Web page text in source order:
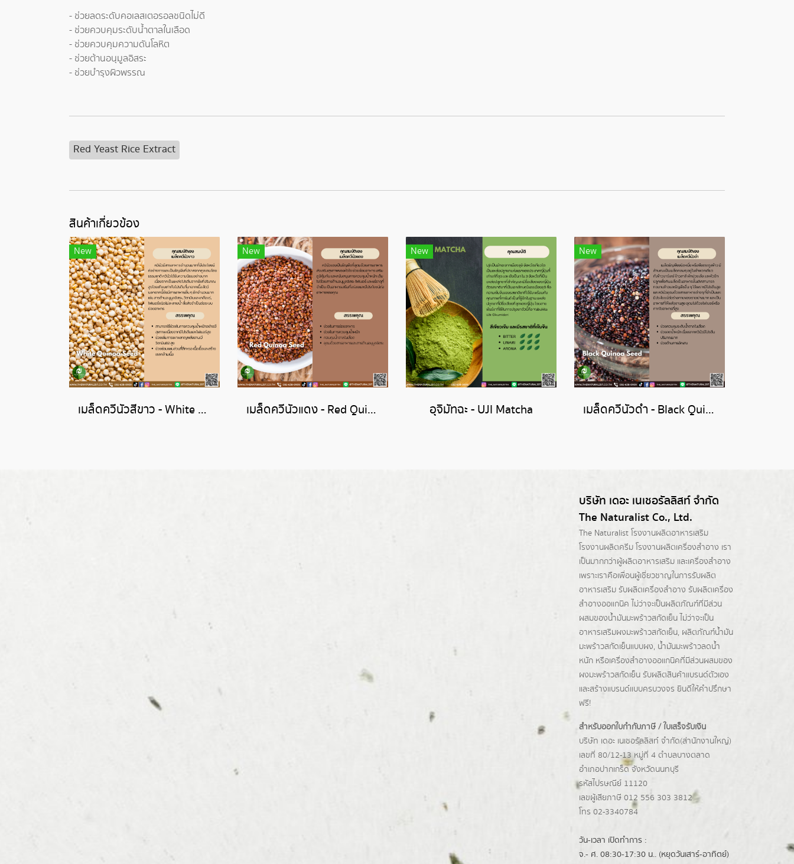
- ช่วยลดระดับคอเลสเตอรอลชนิดไม่ดี
- ช่วยควบคุมระดับน้ำตาลในเลือด
- ช่วยควบคุมความดันโลหิต
- ช่วยต้านอนุมูลอิสระ
- ช่วยบำรุงผิวพรรณ
Red Yeast Rice Extract
สินค้าเกี่ยวข้อง
New
เมล็ดควีนัวสีขาว - White Quinoa Seed
New
เมล็ดควีนัวแดง - Red Quinoa Seed
New
อุจิมัทฉะ - UJI Matcha
New
เมล็ดควีนัวดำ - Black Quinoa Seed
บริษัท เดอะ เนเชอรัลลิสท์ จำกัด
The Naturalist Co., Ltd.
The Naturalist โรงงานผลิตอาหารเสริม
โรงงานผลิตครีมโรงงานผลิตเครื่องสำอาง เรา
เป็นมากกว่าผู้ผลิตอาหารเสริมและเครื่องสำอาง
เพราะเราคือเพื่อนผู้เชี่ยวชาญในการรับผลิต
อาหารเสริม รับผลิตเครื่องสำอาง รับผลิตเครื่อง
สำอางออแกนิค ไม่ว่าจะเป็นผลิตภัณฑ์ที่มีส่วน
ผสมของน้ำมันมะพร้าวสกัดเย็น ไม่ว่าจะเป็น
อาหารเสริมผงมะพร้าวสกัดเย็น, ผลิตภัณฑ์น้ำมัน
มะพร้าวสกัดเย็นแบบผง, น้ำมันมะพร้าวลดน้ำ
หนักหรือเครื่องสำอางออแกนิคที่มีส่วนผสมของ
ผงมะพร้าวสกัดเย็น รับผลิตสินค้าแบรนด์ตัวเอง
และสร้างแบรนด์แบบครบวงจร ยินดีให้คำปรึกษา
ฟรี!
สำหรับออกใบกำกับภาษี / ใบเสร็จรับเงิน
บริษัท เดอะ เนเชอรัลลิสท์ จำกัด(ส่านักงานใหญ่)
เลขที่ 80/12-13 หมู่ที่ 4 ตำบลบางตลาด
อำเภอปากเกร็ดจังหวัดนนทบุรี
รหัสไปรษณีย์ 11120
เลขผู้เสียภาษี 012 556 303 3812
โทร 02-3340784
วัน-เวลา เปิดทำการ :
จ.- ศ. 08:30-17:30 น.. (หยุดวันเสาร์-อาทิตย์)